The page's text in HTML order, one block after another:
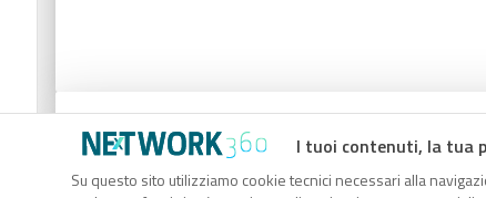
I tuoi contenuti, la tua
Su questo sito utilizziamo cookie tecnici necessari alla
Codice Rss
Clicca sul pulsante per copiare il link RSS negli